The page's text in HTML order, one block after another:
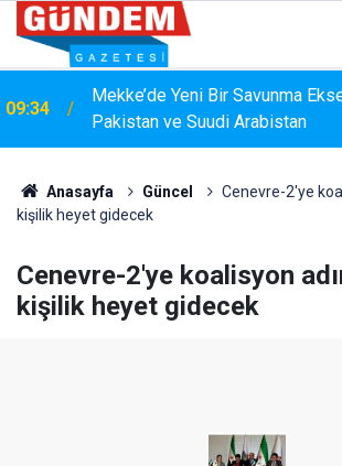
15:33 YANGIN RİSKİNE KARŞI
Anasayfa Güncel
Cenevre-2'ye
kişilik heyet gidecek
Cenevre-2'ye koalisyon
kişilik heyet gidecek